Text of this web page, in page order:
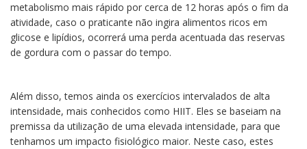
metabolismo mais rápido por cerca de 12 horas após o fim da
atividade, caso o praticante não ingira alimentos ricos em
glicose e lipídios, ocorrerá uma perda acentuada das reservas
de gordura com o passar do tempo.
Além disso, temos ainda os exercícios intervalados de alta
intensidade, mais conhecidos como HIIT. Eles se baseiam na
premissa da utilização de uma elevada intensidade, para que
tenhamos um impacto fisiológico maior. Neste caso, estes